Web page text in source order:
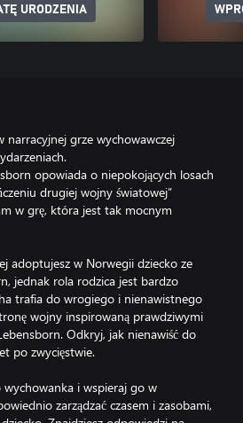
URODZENIA
narracyjnej grze wychowawczej
opowiada o niepokojących losach
drugiej wojny światowej”
w grę, która jest tak mocnym
adoptujesz w Norwegii dziecko ze
jednak rola rodzica jest bardzo
trafia do wrogiego i nienawistnego
wojny inspirowaną prawdziwymi
Odkryj, jak nienawiść do
po zwycięstwie.
wychowanka i wspieraj go w
zarządzać czasem i zasobami,